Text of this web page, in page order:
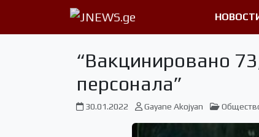
“Вакцинировано
персонала”
30.01.2022 Gayane Akojyan